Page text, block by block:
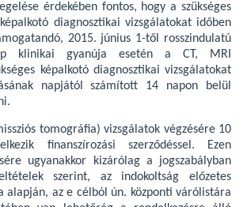
érdekében fontos, hogy a szükséges
diagnosztikai vizsgálatokat időben
2015. június 1-től rosszindulatú
klinikai gyanúja esetén a CT, MRI
képalkotó diagnosztikai vizsgálatokat
napjától számított 14 napon belül
tomográfia) vizsgálatok végzésére 10
finanszírozási szerződéssel. Ezen
ugyanakkor kizárólag a jogszabályban
szerint, az indokoltság előzetes
alapján, az e célból ún. központi várólistára